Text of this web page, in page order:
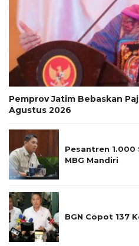
Pemprov Jatim Bebaskan
Agustus 2026
Pesantren 1.000
MBG Mandiri
BGN Copot 137